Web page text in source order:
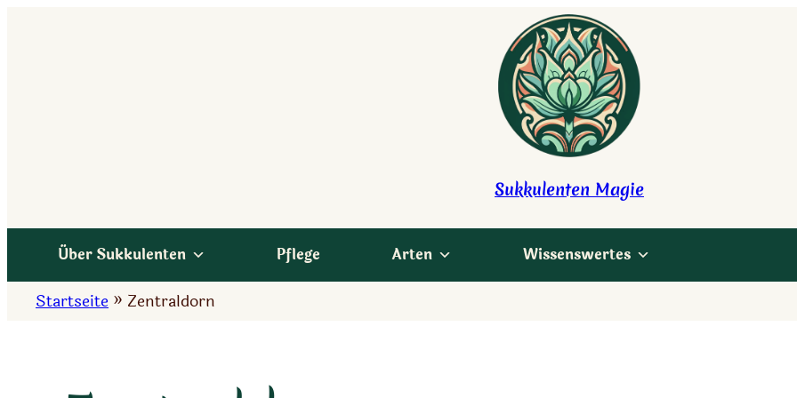
Sukkulenten Magie
Über Sukkulenten Pflege Arten Wissenswertes
Startseite » Zentraldorn